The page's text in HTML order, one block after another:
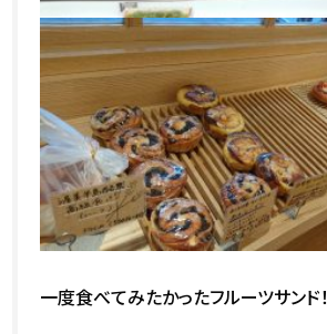
一度食べてみたかったフルーツサンド！